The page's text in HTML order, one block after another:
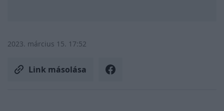
2023. március 15. 17:52
Link másolása